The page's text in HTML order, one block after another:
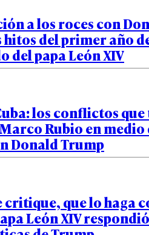
a los roces con
hitos del primer año
del papa León XIV
los conflictos
Rubio en medio
Donald Trump
critique, que lo haga
León XIV